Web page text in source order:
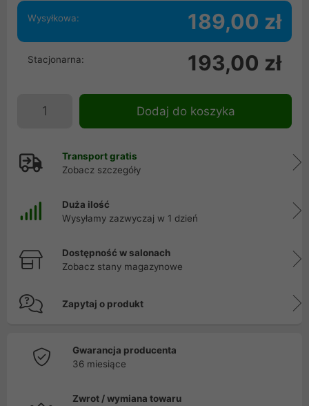
Wysyłkowa: 189,00 zł
Stacjonarna: 193,00 zł
Dodaj do koszyka
Transport gratis
Zobacz szczegóły
Duża ilość
Wysyłamy zazwyczaj w 1 dzień
Dostępność w salonach
Zobacz stany magazynowe
Zapytaj o produkt
Gwarancja producenta
36 miesiące
Zwrot / wymiana towaru